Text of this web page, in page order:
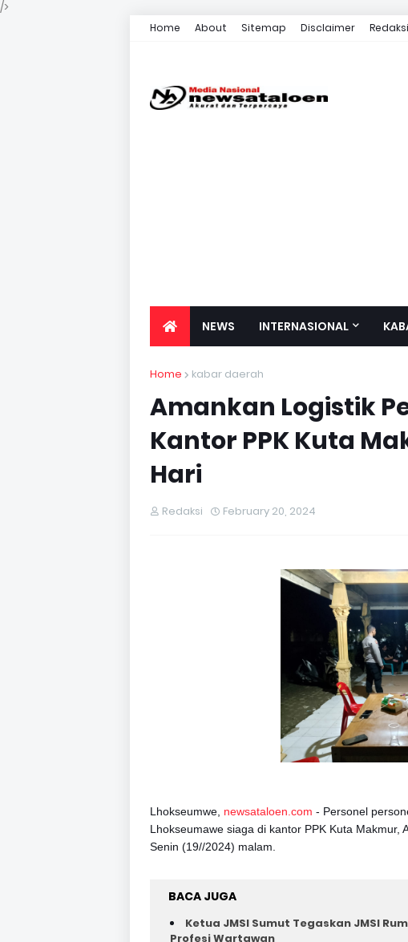
/>
Home About Sitemap Disclaimer Redaksi
NEWS INTERNASIONAL
Home kabar daerah
Amankan Logistik
Kantor PPK Kuta
Hari
Redaksi February 20, 2024
Lhokseumwe, newsataloen.com - Personel
Lhokseumawe siaga di kantor PPK Kuta Makmur,
Senin (19//2024) malam.
BACA JUGA
Ketua JMSI Sumut Tegaskan JMSI
Profesi Wartawan